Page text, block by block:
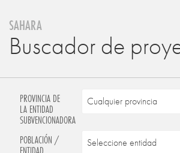
SAHARA
Buscador de
PROVINCIA DE
LA ENTIDAD
SUBVENCIONADORA
POBLACIÓN /